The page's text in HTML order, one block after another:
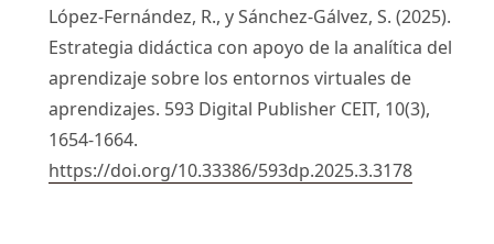
López-Fernández, R., y Sánchez-Gálvez, S. (2025).
Estrategia didáctica con apoyo de la analítica del
aprendizaje sobre los entornos virtuales de
aprendizajes. 593 Digital Publisher CEIT, 10(3),
1654-1664.
https://doi.org/10.33386/593dp.2025.3.3178